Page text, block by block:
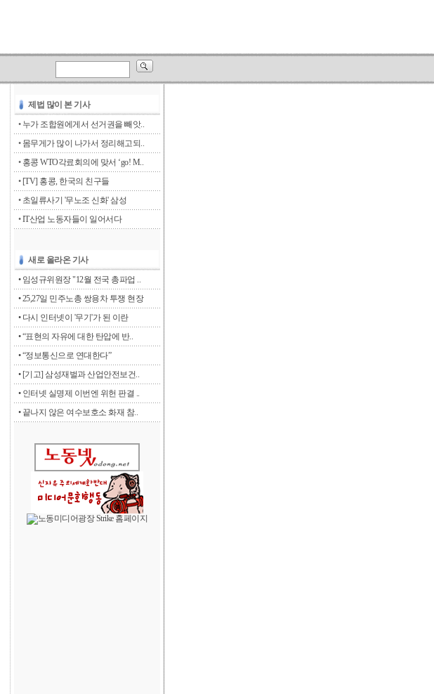
제법 많이 본 기사
• 누가 조합원에게서 선거권을 빼앗..
• 몸무게가 많이 나가서 정리해고되..
• 홍콩 WTO각료회의에 맞서 ‘go! M..
• [TV] 홍콩, 한국의 친구들
• 초일류사기 '무노조 신화' 삼성
•IT산업 노동자들이 일어서다
새로 올라온 기사
• 임성규위원장 "12월 전국 총파업 ..
• 25,27일 민주노총 쌍용차 투쟁 현장
• 다시 인터넷이 '무기'가 된 이란
• “표현의 자유에 대한 탄압에 반..
• “정보통신으로 연대한다”
• [기고] 삼성재벌과 산업안전보건..
• 인터넷 실명제 이번엔 위헌 판결 ..
• 끝나지 않은 여수보호소 화재 참..